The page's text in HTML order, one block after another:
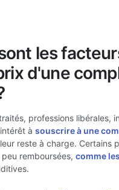
les
d'une
professions libérales,
à souscrire à une
reste à charge. Certains
remboursées, comme